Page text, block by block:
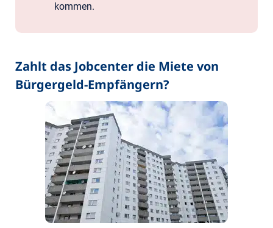
kommen.
Zahlt das Jobcenter die Miete von
Bürgergeld-Empfängern?